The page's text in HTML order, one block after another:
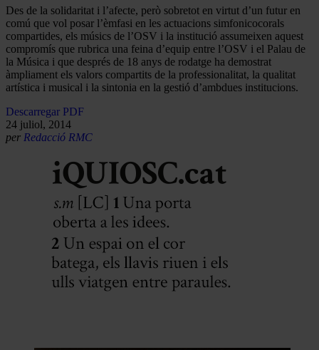
Des de la solidaritat i l’afecte, però sobretot en virtut d’un futur en
comú que vol posar l’èmfasi en les actuacions simfonicocorals
compartides, els músics de l’OSV i la institució assumeixen aquest
compromís que rubrica una feina d’equip entre l’OSV i el Palau de
la Música i que després de 18 anys de rodatge ha demostrat
àmpliament els valors compartits de la professionalitat, la qualitat
artística i musical i la sintonia en la gestió d’ambdues institucions.
Descarregar PDF
24 juliol, 2014
per Redacció RMC